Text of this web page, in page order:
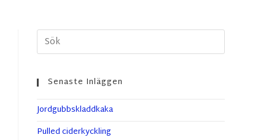
Senaste Inläggen
Jordgubbskladdkaka
Pulled ciderkyckling